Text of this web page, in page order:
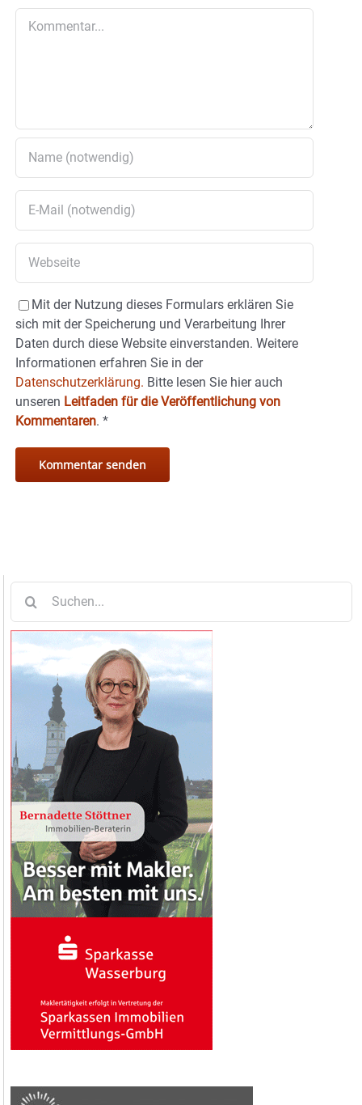
Mit der Nutzung dieses Formulars erklären Sie
sich mit der Speicherung und Verarbeitung Ihrer
Daten durch diese Website einverstanden. Weitere
Informationen erfahren Sie in der
Datenschutzerklärung. Bitte lesen Sie hier auch
unseren Leitfaden für die Veröffentlichung von
Kommentaren. *
nach: